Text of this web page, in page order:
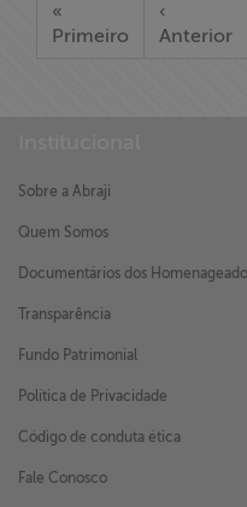
«
Primeiro
‹
Anterior
Sobre a Abraji
Quem Somos
Documentários dos
Transparência
Fundo Patrimonial
Política de Privacidade
Código de conduta ética
Fale Conosco